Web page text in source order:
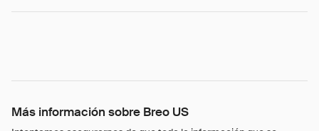
Más información sobre Breo US